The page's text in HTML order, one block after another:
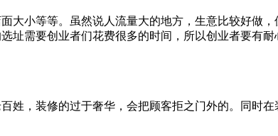
小等等。虽然说人流量大的地方，生意比较好做，
需要创业者们花费很多的时间，所以创业者要有
，装修的过于奢华，会把顾客拒之门外的。同时在